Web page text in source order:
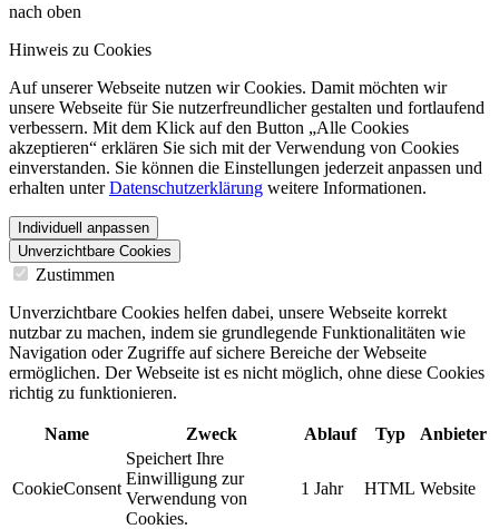
nach oben
Hinweis zu Cookies
Auf unserer Webseite nutzen wir Cookies. Damit möchten wir
unsere Webseite für Sie nutzerfreundlicher gestalten und fortlaufend
verbessern. Mit dem Klick auf den Button „Alle Cookies
akzeptieren“ erklären Sie sich mit der Verwendung von Cookies
einverstanden. Sie können die Einstellungen jederzeit anpassen und
erhalten unterDatenschutzerklärung weitere Informationen.
Individuell anpassen
Unverzichtbare Cookies
Zustimmen
Unverzichtbare Cookies helfen dabei, unsere Webseite korrekt
nutzbar zu machen, indem sie grundlegende Funktionalitäten wie
Navigation oder Zugriffe auf sichere Bereiche der Webseite
ermöglichen. Der Webseite ist es nicht möglich, ohne diese Cookies
richtig zu funktionieren.
Name Zweck Ablauf Typ Anbieter
CookieConsent
Speichert Ihre
Einwilligung zur
Verwendung von
Cookies.
1 Jahr HTML Website